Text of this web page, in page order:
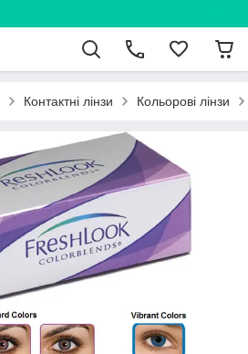
Контактні лінзи Кольорові лінзи